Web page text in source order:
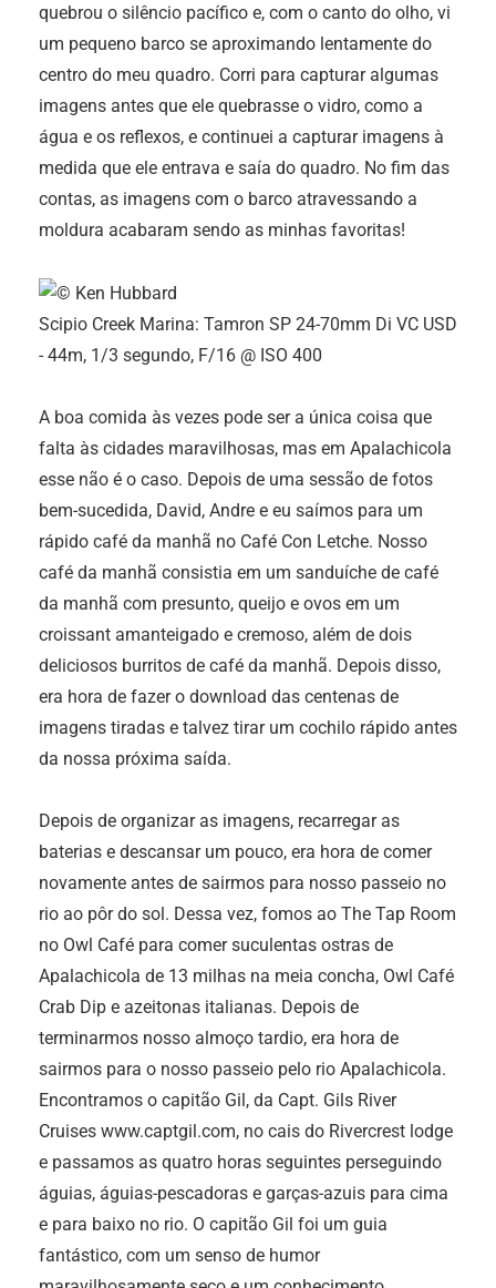
quebrou o silêncio pacífico e, com o canto do olho, vi
um pequeno barco se aproximando lentamente do
centro do meu quadro. Corri para capturar algumas
imagens antes que ele quebrasse o vidro, como a
água e os reflexos, e continuei a capturar imagens à
medida que ele entrava e saía do quadro. No fim das
contas, as imagens com o barco atravessando a
moldura acabaram sendo as minhas favoritas!
Scipio Creek Marina: Tamron SP 24-70mm Di VC USD
- 44m, 1/3 segundo, F/16 @ ISO 400
A boa comida às vezes pode ser a única coisa que
falta às cidades maravilhosas, mas em Apalachicola
esse não é o caso. Depois de uma sessão de fotos
bem-sucedida, David, Andre e eu saímos para um
rápido café da manhã no Café Con Letche. Nosso
café da manhã consistia em um sanduíche de café
da manhã com presunto, queijo e ovos em um
croissant amanteigado e cremoso, além de dois
deliciosos burritos de café da manhã. Depois disso,
era hora de fazer o download das centenas de
imagens tiradas e talvez tirar um cochilo rápido antes
da nossa próxima saída.
Depois de organizar as imagens, recarregar as
baterias e descansar um pouco, era hora de comer
novamente antes de sairmos para nosso passeio no
rio ao pôr do sol. Dessa vez, fomos ao The Tap Room
no Owl Café para comer suculentas ostras de
Apalachicola de 13 milhas na meia concha, Owl Café
Crab Dip e azeitonas italianas. Depois de
terminarmos nosso almoço tardio, era hora de
sairmos para o nosso passeio pelo rio Apalachicola.
Encontramos o capitão Gil, da Capt. Gils River
Cruises www.captgil.com, no cais do Rivercrest lodge
e passamos as quatro horas seguintes perseguindo
águias, águias-pescadoras e garças-azuis para cima
e para baixo no rio. O capitão Gil foi um guia
fantástico, com um senso de humor